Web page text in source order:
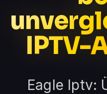
IPTV-
Eagle Iptv: